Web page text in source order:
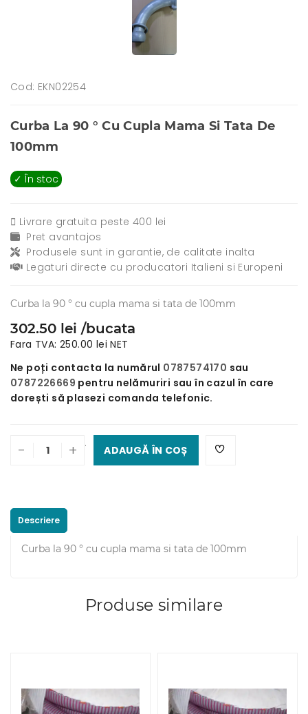
Cod: EKN02254
Curba La 90 ° Cu Cupla Mama Si Tata De
100mm
✓ În stoc
Livrare gratuita peste 400 lei
Pret avantajos
Produsele sunt in garantie, de calitate inalta
Legaturi directe cu producatori Italieni si Europeni
Curba la 90 ° cu cupla mama si tata de 100mm
302.50 lei /bucata
Fara TVA: 250.00 lei NET
Ne poți contacta la numărul 0787574170 sau
0787226669 pentru nelămuriri sau în cazul în care
dorești să plasezi comanda telefonic.
- + .
ADAUGĂ ÎN COȘ
Descriere
Curba la 90 ° cu cupla mama si tata de 100mm
Produse similare